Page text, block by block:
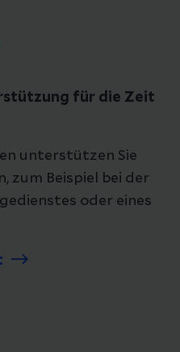
für die Zeit
unterstützen Sie
zum Beispiel bei der
oder eines